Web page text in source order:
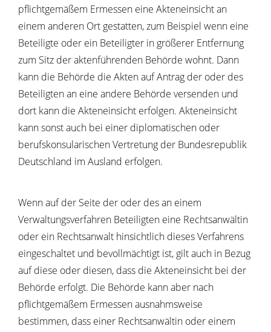
pflichtgemäßem Ermessen eine Akteneinsicht an
einem anderen Ort gestatten, zum Beispiel wenn eine
Beteiligte oder ein Beteiligter in größerer Entfernung
zum Sitz der aktenführenden Behörde wohnt. Dann
kann die Behörde die Akten auf Antrag der oder des
Beteiligten an eine andere Behörde versenden und
dort kann die Akteneinsicht erfolgen. Akteneinsicht
kann sonst auch bei einer diplomatischen oder
berufskonsularischen Vertretung der Bundesrepublik
Deutschland im Ausland erfolgen.
Wenn auf der Seite der oder des an einem
Verwaltungsverfahren Beteiligten eine Rechtsanwältin
oder ein Rechtsanwalt hinsichtlich dieses Verfahrens
eingeschaltet und bevollmächtigt ist, gilt auch in Bezug
auf diese oder diesen, dass die Akteneinsicht bei der
Behörde erfolgt. Die Behörde kann aber nach
pflichtgemäßem Ermessen ausnahmsweise
bestimmen, dass einer Rechtsanwältin oder einem